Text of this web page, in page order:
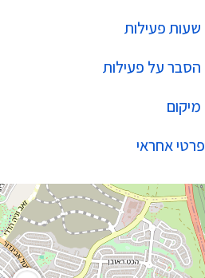
שעות פעילות
הסבר על פעילות
מיקום
פרטי אחראי